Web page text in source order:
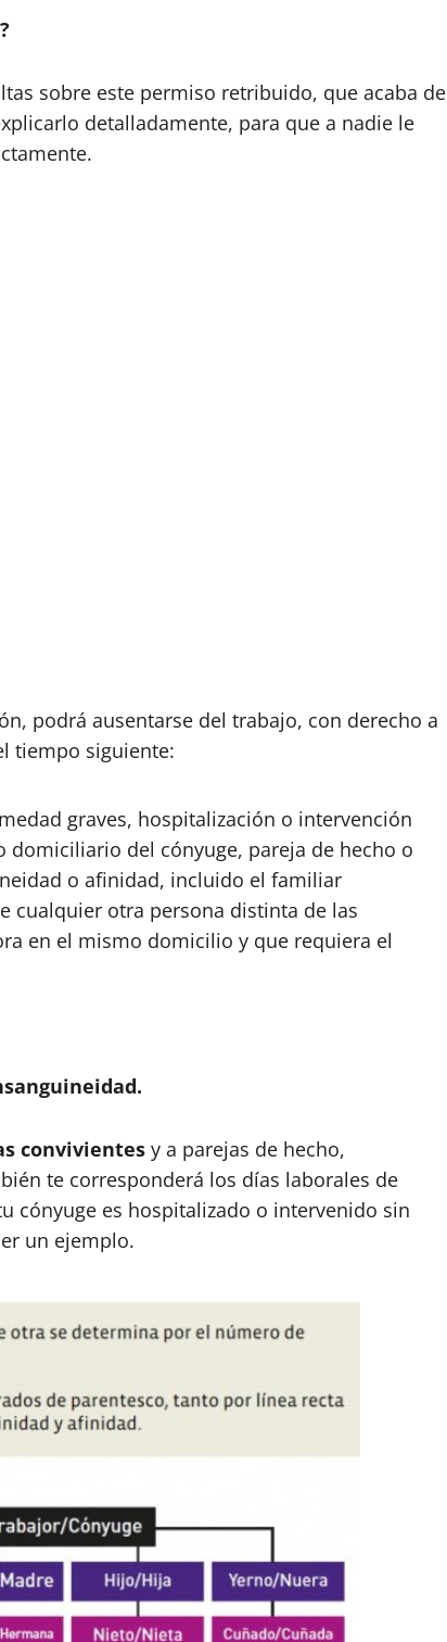
sobre este permiso retribuido, que acaba de
detalladamente, para que a nadie le
podrá ausentarse del trabajo, con derecho a
tiempo siguiente:
graves, hospitalización o intervención
del cónyuge, pareja de hecho o
o afinidad, incluido el familiar
cualquier otra persona distinta de las
en el mismo domicilio y que requiera el
convivientes y a parejas de hecho,
te corresponderá los días laborales de
cónyuge es hospitalizado o intervenido sin
un ejemplo.